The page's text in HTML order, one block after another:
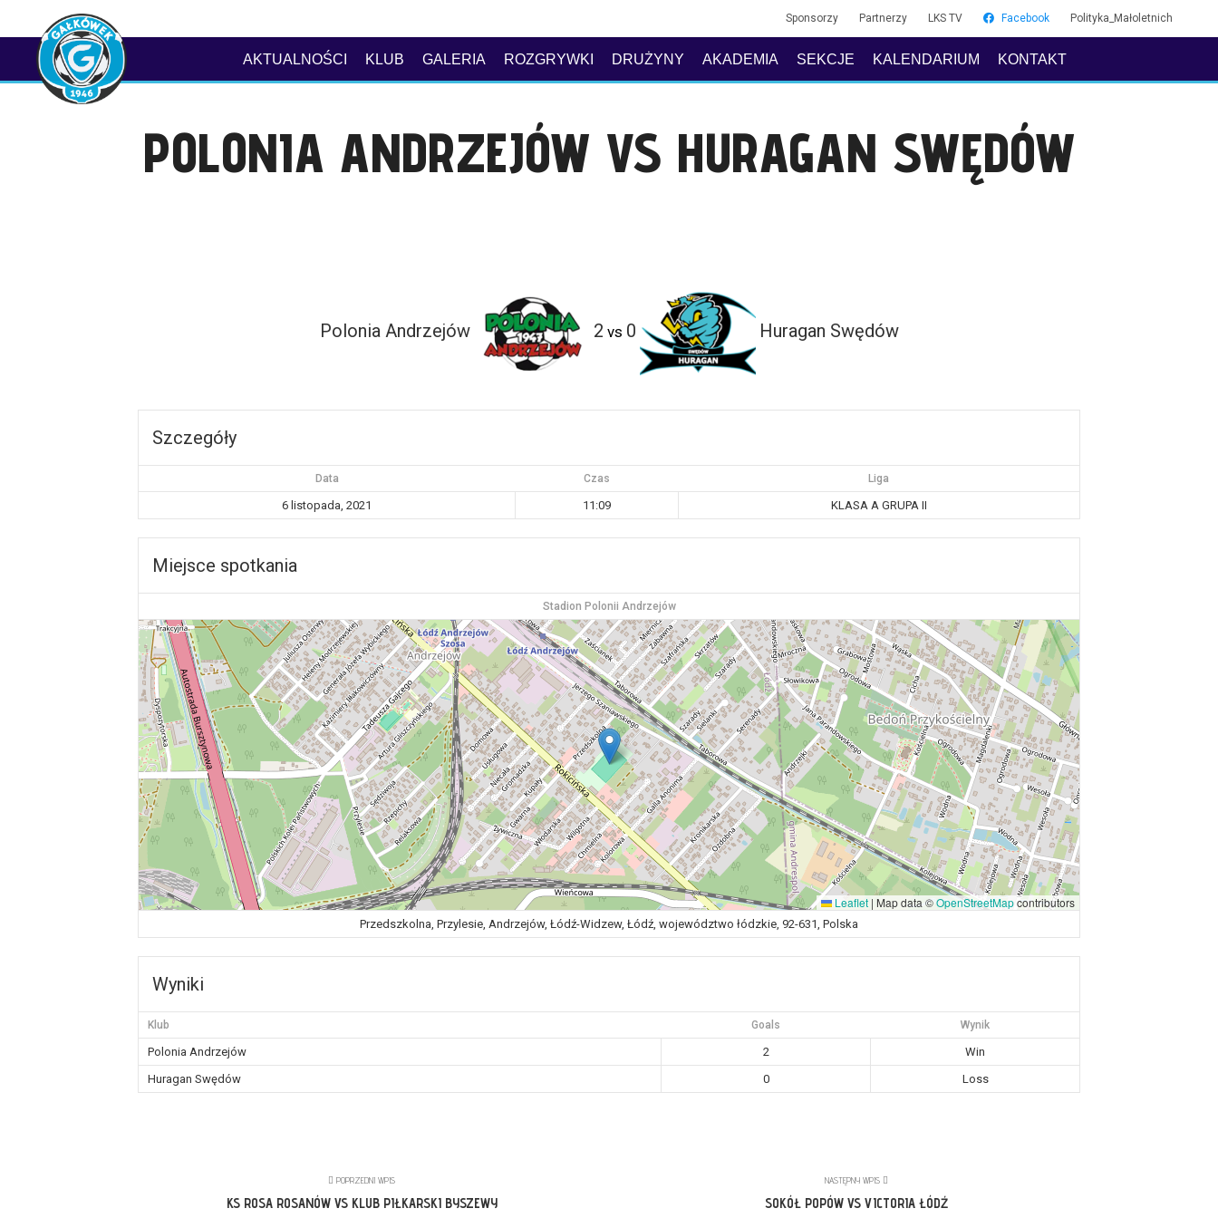
Sponsorzy Partnerzy LKS TV Facebook Polityka_Małoletnich
AKTUALNOŚCI KLUB GALERIA ROZGRYWKI DRUŻYNY AKADEMIA SEKCJE KALENDARIUM KONTAKT
POLONIA ANDRZEJÓW VS HURAGAN SWĘDÓW
Polonia Andrzejów 2 vs 0 Huragan Swędów
Szczegóły
Data Czas Liga
6 listopada, 2021 11:09 KLASA A GRUPA II
Miejsce spotkania
Stadion Polonii Andrzejów
Leaflet | Map data ©OpenStreetMapcontributors
Przedszkolna, Przylesie, Andrzejów, Łódź-Widzew, Łódź, województwo łódzkie, 92-631, Polska
Wyniki
Klub Goals Wynik
Polonia Andrzejów 2
Win
Huragan Swędów
0 Loss
POPRZEDNI WPIS
KS ROSA ROSANÓW VS KLUB PIŁKARSKI BYSZEWY
NASTĘPNY WPIS
SOKÓŁ POPÓW VS VICTORIA ŁÓDŹ